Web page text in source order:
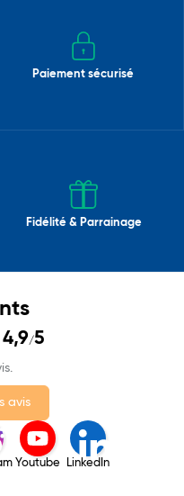
Paiement sécurisé
Fidélité & Parrainage
4,9/5
avis
Youtube LinkedIn